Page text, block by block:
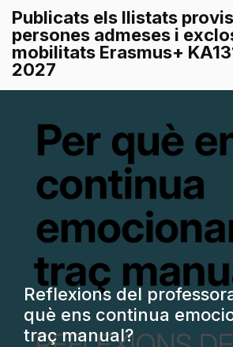
Publicats els llistats
persones admeses i
mobilitats Erasmus+
2027
Reflexions del
què ens continua
traç manual?